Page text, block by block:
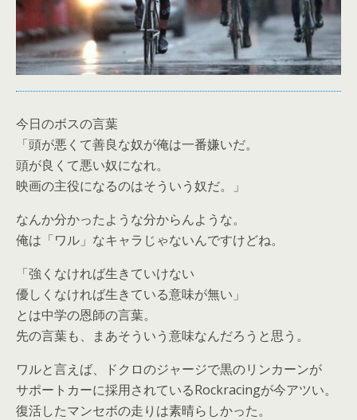
今日のボスの言葉
「頭が悪くて善良な奴が俺は一番嫌いだ。
頭が良くて悪い奴になれ。
映画の主役になるのはそういう奴だ。」
なんか分かったような分からんような。
俺は「ワル」なキャラじゃないんですけどね。
「強くなければ生きていけない
優しくなければ生きている意味が無い」
とは中学の恩師の言葉。
先の言葉も、まあそういう意味なんだろうと思う。
ワルと言えば、ドクロのジャージで黒のリンカーンが
サポートカーに採用されているRockracingが今アツい。
復活したマンセボの走りは素晴らしかった。